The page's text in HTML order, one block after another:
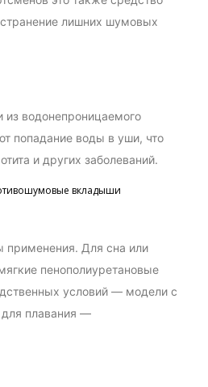
лишних шумовых
водонепроницаемого
попадание воды в уши, что
и других заболеваний.
вкладыши
применения. Для сна или
пенополиуретановые
условий — модели с
плавания —